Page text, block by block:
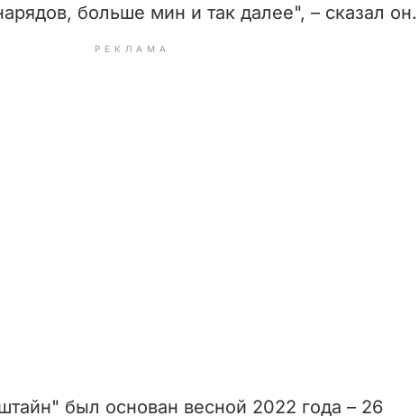
больше мин и так далее", – сказал он.
РЕКЛАМА
был основан весной 2022 года – 26